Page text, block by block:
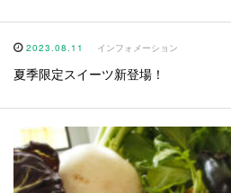
2023.08.11 インフォメーション
夏季限定スイーツ新登場！